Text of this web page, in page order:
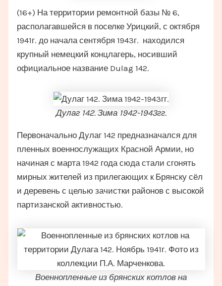
(16+) На территории ремонтной базы № 6,
располагавшейся в поселке Урицкий, с октября
1941г. до начала сентября 1943г. находился
крупный немецкий концлагерь, носивший
официальное название Dulag 142.
Дулаг 142. Зима 1942-1943гг.
Первоначально Дулаг 142 предназначался для
пленных военнослужащих Красной Армии, но
начиная с марта 1942 года сюда стали сгонять
мирных жителей из прилегающих к Брянску сёл
и деревень с целью зачистки районов с высокой
партизанской активностью.
Военнопленные из брянских котлов на